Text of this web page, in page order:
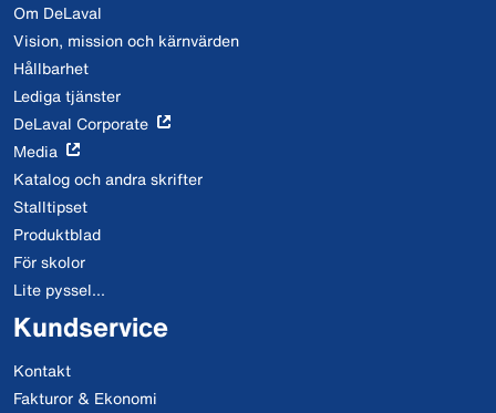
Om DeLaval
Vision, mission och kärnvärden
Hållbarhet
Lediga tjänster
DeLaval Corporate
Media
Katalog och andra skrifter
Stalltipset
Produktblad
För skolor
Lite pyssel...
Kundservice
Kontakt
Fakturor & Ekonomi